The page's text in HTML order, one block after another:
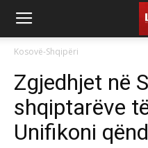
Kosovë-Shqipëri
​Zgjedhjet në
shqiptarëve
Unifikoni